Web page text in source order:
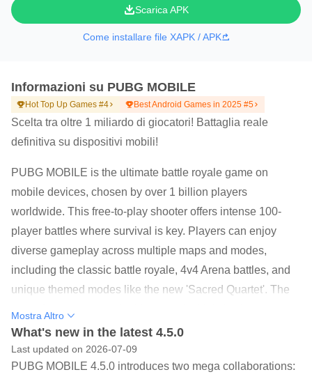
Scarica APK
Come installare file XAPK / APK
Informazioni su PUBG MOBILE
Hot Top Up Games #4 Best Android Games in 2025 #5
Scelta tra oltre 1 miliardo di giocatori! Battaglia reale
definitiva su dispositivi mobili!
PUBG MOBILE is the ultimate battle royale game on
mobile devices, chosen by over 1 billion players
worldwide. This free-to-play shooter offers intense 100-
player battles where survival is key. Players can enjoy
diverse gameplay across multiple maps and modes,
including the classic battle royale, 4v4 Arena battles, and
unique themed modes like the new 'Sacred Quartet'. The
graphics, and realistic gunplay specifically optimized for
mobile devices. With 10-minute matches, players can
engage in quick yet thrilling combat experiences anytime,
Mostra Altro
What's new in the latest 4.5.0
Last updated on 2026-07-09
PUBG MOBILE 4.5.0 introduces two mega collaborations: